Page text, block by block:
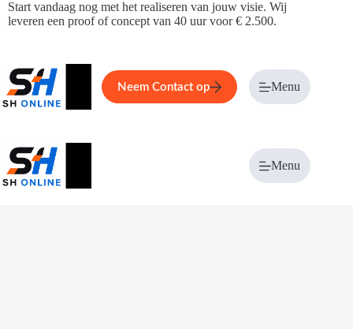
Ga
naar
Start vandaag nog met het realiseren van jouw visie. Wij
leveren een proof of concept van 40 uur voor € 2.500.
Home Service Over ons
Neem Contact op Menu
Menu